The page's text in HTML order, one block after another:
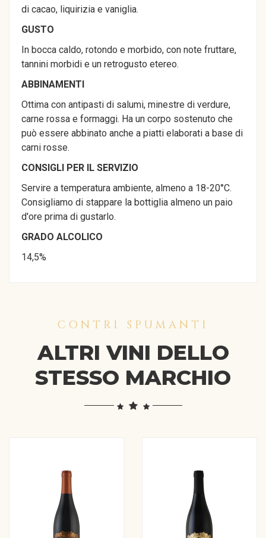
di cacao, liquirizia e vaniglia.
GUSTO
In bocca caldo, rotondo e morbido, con note fruttare,
tannini morbidi e un retrogusto etereo.
ABBINAMENTI
Ottima con antipasti di salumi, minestre di verdure,
carne rossa e formaggi. Ha un corpo sostenuto che
può essere abbinato anche a piatti elaborati a base di
carni rosse.
CONSIGLI PER IL SERVIZIO
Servire a temperatura ambiente, almeno a 18-20°C.
Consigliamo di stappare la bottiglia almeno un paio
d'ore prima di gustarlo.
GRADO ALCOLICO
14,5%
CONTRI SPUMANTI
ALTRI VINI DELLO
STESSO MARCHIO